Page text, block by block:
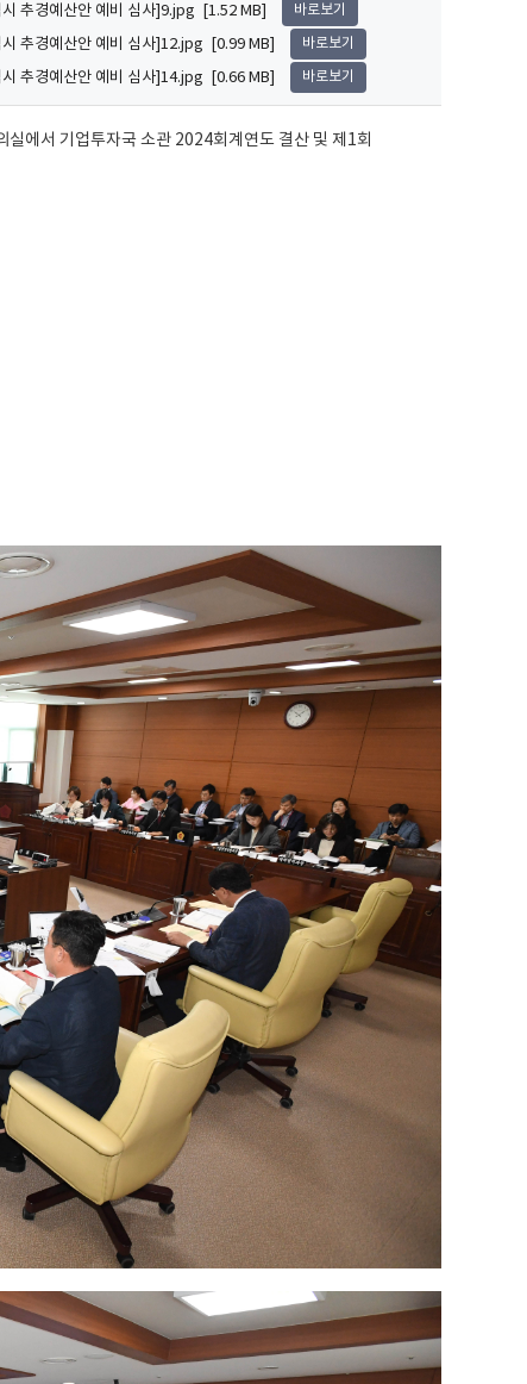
추경예산안 예비 심사]9.jpg [1.52 MB] 바로보기
추경예산안 예비 심사]12.jpg [0.99 MB] 바로보기
추경예산안 예비 심사]14.jpg [0.66 MB] 바로보기
에서 기업투자국 소관 2024회계연도 결산 및 제1회